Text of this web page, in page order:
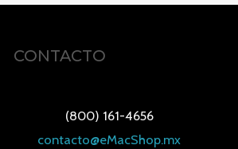
CONTACTO
(800) 161-4656
contacto@eMacShop.mx